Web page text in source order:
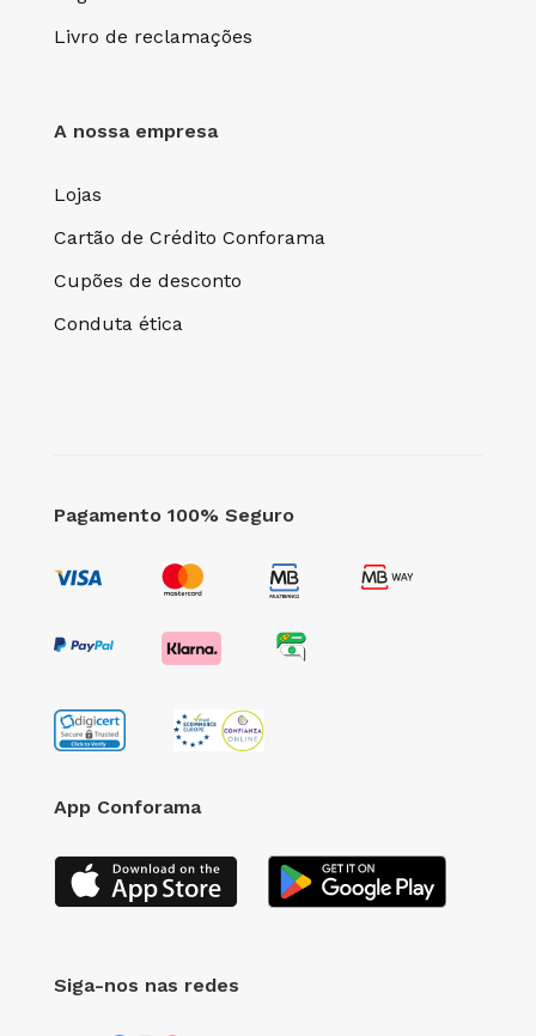
Livro de reclamações
A nossa empresa
Lojas
Cartão de Crédito Conforama
Cupões de desconto
Conduta ética
Pagamento 100% Seguro
App Conforama
Siga-nos nas redes